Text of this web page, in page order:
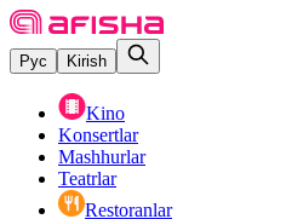
Рус Kirish
Kino
Konsertlar
Mashhurlar
Teatrlar
Restoranlar